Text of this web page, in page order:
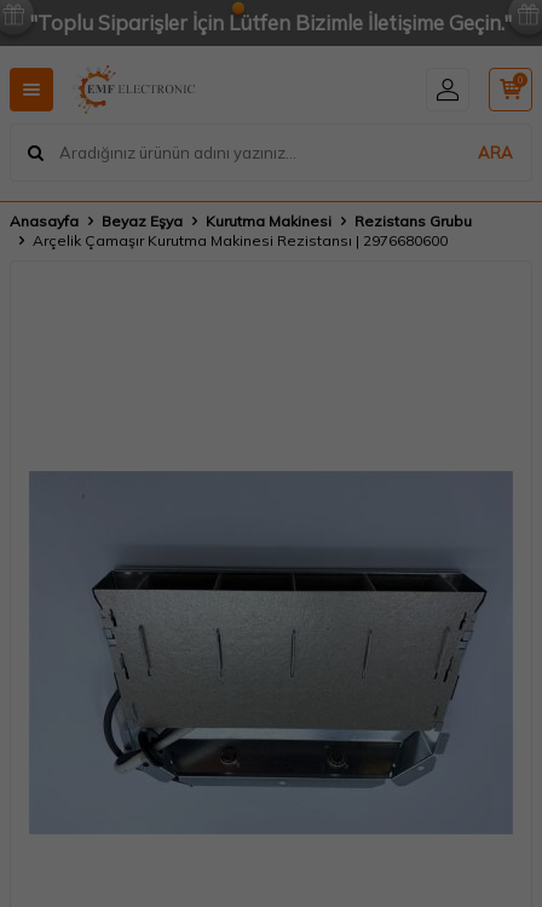
"Toplu Siparişler İçin Lütfen Bizimle İletişime Geçin."
ARA
0
Anasayfa Beyaz Eşya Kurutma Makinesi
Rezistans Grubu
Arçelik Çamaşır Kurutma Makinesi Rezistansı | 2976680600